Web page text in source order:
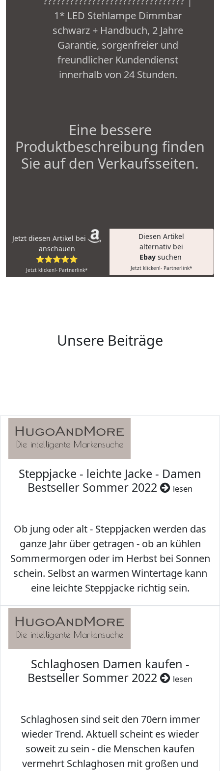
1* LED Stehlampe Dimmbar
schwarz + Handbuch, 2 Jahre
Garantie, sorgenfreier und
freundlicher Kundendienst
innerhalb von 24 Stunden.
Eine bessere
Produktbeschreibung finden
Sie auf den Verkaufsseiten.
Jetzt diesen Artikel bei
anschauen
⭐⭐⭐⭐⭐
Jetzt klicken!- Partnerlink*
Diesen Artikel
alternativ bei
Ebay suchen
Jetzt klicken!- Partnerlink*
Unsere Beiträge
Steppjacke - leichte Jacke - Damen
Bestseller Sommer 2022
lesen
Ob jung oder alt - Steppjacken werden das
ganze Jahr über getragen - ob an kühlen
Sommermorgen oder im Herbst bei Sonnen
schein. Selbst an warmen Wintertage kann
eine leichte Steppjacke richtig sein.
Schlaghosen Damen kaufen -
Bestseller Sommer 2022
lesen
Schlaghosen sind seit den 70ern immer
wieder Trend. Aktuell scheint es wieder
soweit zu sein - die Menschen kaufen
vermehrt Schlaghosen mit großen und